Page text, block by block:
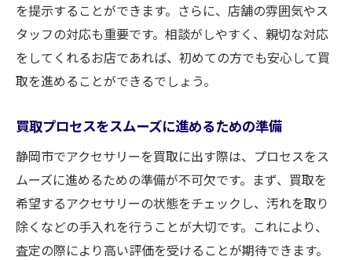
お客様とのコミュニケーションの重要性
査定結果に納得するための方法
高評価の買取サービスを受けるためのチェック
ポイント静岡市
買取サービス選びの基準を設定する
トラブルを避けるための対策
静岡市内での成功事例を参考にする
サービス向上のためのフィードバックの活
用
を提示することができます。さらに、店舗の雰囲気やス
タッフの対応も重要です。相談がしやすく、親切な対応
をしてくれるお店であれば、初めての方でも安心して買
取を進めることができるでしょう。
買取プロセスをスムーズに進めるための準備
静岡市でアクセサリーを買取に出す際は、プロセスをス
ムーズに進めるための準備が不可欠です。まず、買取を
希望するアクセサリーの状態をチェックし、汚れを取り
除くなどの手入れを行うことが大切です。これにより、
査定の際により高い評価を受けることが期待できます。